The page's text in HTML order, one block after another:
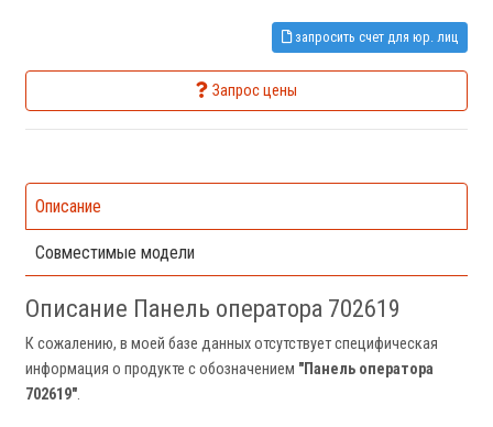
запросить счет для юр. лиц
Запрос цены
Описание
Совместимые модели
Описание Панель оператора 702619
К сожалению, в моей базе данных отсутствует специфическая
информация о продукте с обозначением "Панель оператора
702619".